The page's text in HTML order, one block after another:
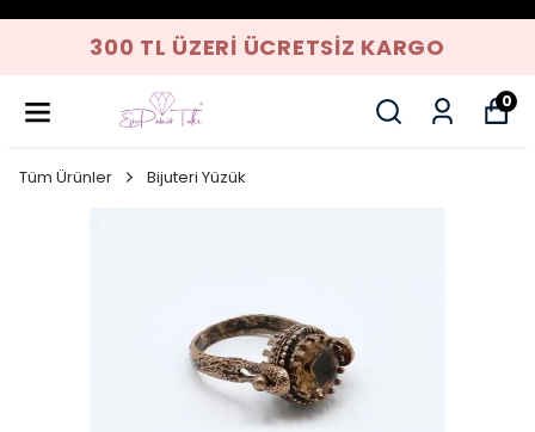
300 TL ÜZERI ÜCRETSIZ KARGO
0
Tüm Ürünler Bijuteri Yüzük